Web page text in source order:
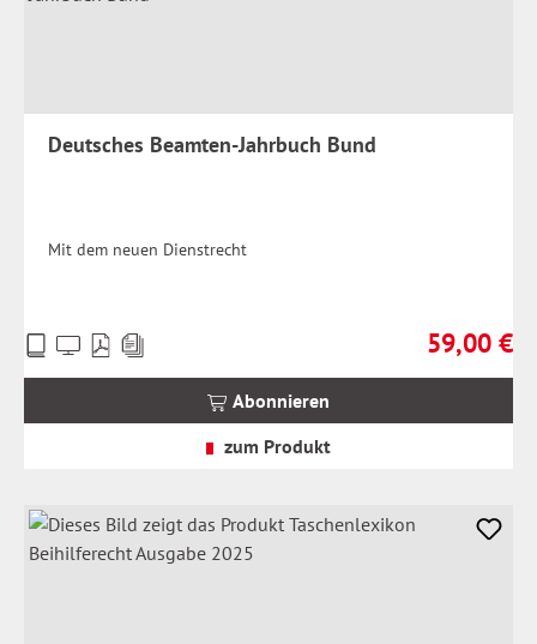
Deutsches Beamten-Jahrbuch Bund
Mit dem neuen Dienstrecht
Regulärer
59,00 €
Preise
inkl.
Abonnieren
zum Produkt